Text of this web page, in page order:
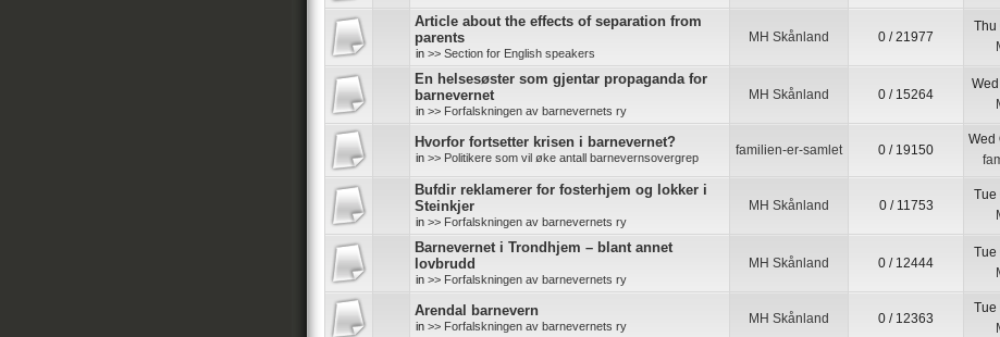
Article about the effects of separation from
parents
in >> Section for English speakers
MH Skånland 0 / 21977
Thu
En helsesøster som gjentar propaganda for
barnevernet
in >> Forfalskningen av barnevernets ry
MH Skånland 0 / 15264
Hvorfor fortsetter krisen i barnevernet?
in >> Politikere som vil øke antall barnevernsovergrep familien-er-samlet 0 / 19150
Wed
Bufdir reklamerer for fosterhjem og lokker i
Steinkjer
in >> Forfalskningen av barnevernets ry
MH Skånland 0 / 11753
Tue
Barnevernet i Trondhjem – blant annet
lovbrudd
in >> Forfalskningen av barnevernets ry
MH Skånland 0 / 12444
Tue
Arendal barnevern
in >> Forfalskningen av barnevernets ry MH Skånland 0 / 12363
Tue